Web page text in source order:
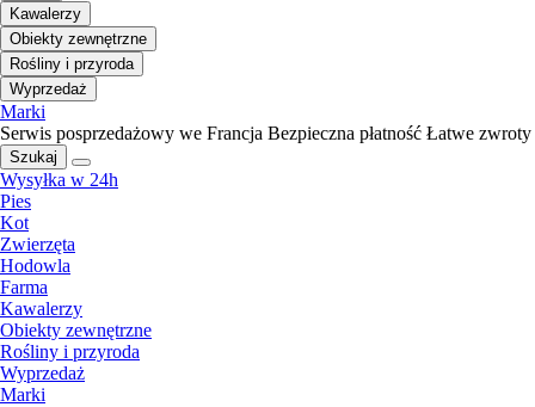
Kawalerzy
Obiekty zewnętrzne
Rośliny i przyroda
Wyprzedaż
Marki
Serwis posprzedażowy we Francja Bezpieczna płatność Łatwe zwroty
Szukaj
Wysyłka w 24h
Pies
Kot
Zwierzęta
Hodowla
Farma
Kawalerzy
Obiekty zewnętrzne
Rośliny i przyroda
Wyprzedaż
Marki